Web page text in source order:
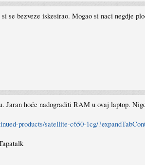
se bezveze iskesirao. Mogao si naci negdje
Jaran hoće nadograditi RAM u ovaj laptop.
products/satellite-c650-1cg/